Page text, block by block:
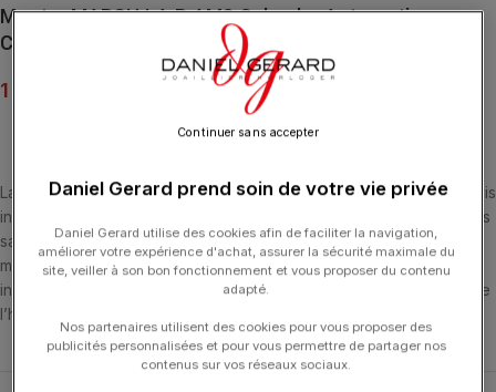
Montre MARCH LA.B AM2 Calendar Automatique
Cadran Double Bracelet Alligator Perforé Noir
1 645.00
La AM2 Calendar est une version « testostéronée » de la désormais
incontournable AM2. Un boitier brut et caréné de 41 mm aux angles
saillants qui ne laissera pas ces messieurs indifférents. Dotée d’un
mouvement calendrier automatique, elle fournit toutes les
informations utiles ( Heure / date / jour / Mois ) pour une lecture de
l’heure ultra précise. A vos marques…
Daniel Gerard prend soin de votre vie privée
Daniel Gerard utilise des cookies afin de faciliter la navigation,
améliorer votre expérience d'achat, assurer la sécurité maximale du
site, veiller à son bon fonctionnement et vous proposer du contenu
adapté.
Nos partenaires utilisent des cookies pour vous proposer des
publicités personnalisées et pour vous permettre de partager nos
contenus sur vos réseaux sociaux.
Continuer sans accepter